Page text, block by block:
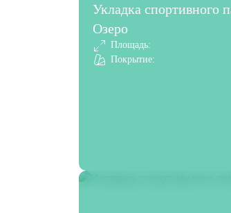
Укладка спортивного
Озеро
Площадь:
Покрытие: